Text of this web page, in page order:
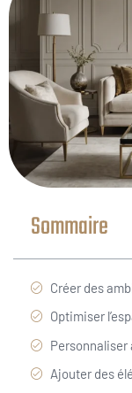
Sommaire
Créer des
Optimiser
Personnaliser
Ajouter des